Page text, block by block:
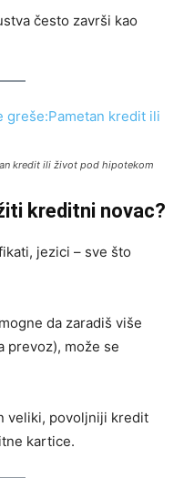
često završi kao
kredit ili život pod hipotekom
kreditni novac?
jezici – sve što
da zaradiš više
prevoz), može se
veliki, povoljniji kredit
kartice.